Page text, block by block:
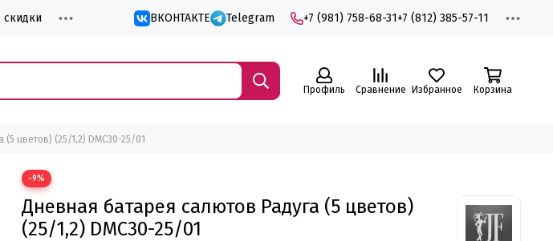
скидки ВКОНТАКТЕ Telegram +7 (981) 758-68-31+7 (812) 385-57-11
Профиль Сравнение Избранное Корзина
цветов) (25/1,2) DMC30-25/01
−9%
Дневная батарея салютов Радуга (5 цветов)
(25/1,2) DMC30-25/01